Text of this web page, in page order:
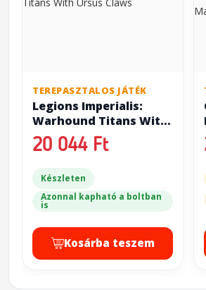
TEREPASZTALOS JÁTÉK
Legions Imperialis:
Warhound Titans With
Ursus Claws
20 044 Ft
Készleten
Azonnal kapható a boltban
is
Kosárba teszem